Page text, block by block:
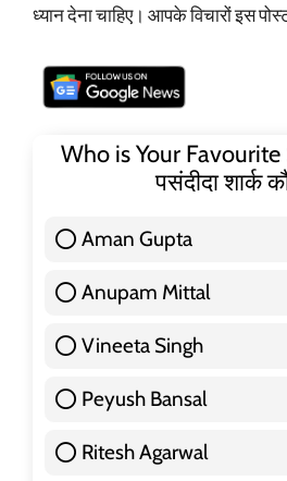
ध्यान देना चाहिए। आपके विचारों इस
Who is Your
पसंदीदा शार्क
Aman Gupta
Anupam Mittal
Vineeta Singh
Peyush Bansal
Ritesh Agarwal